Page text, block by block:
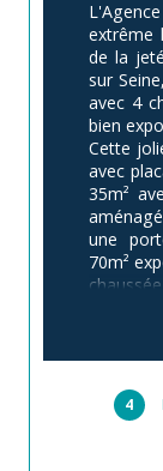
4
extrême
de la
sur
avec 4
bien
Cette
avec
35m²
une
70m²
salle
Au
plus de